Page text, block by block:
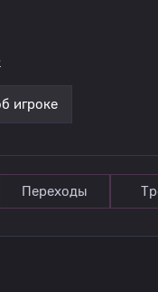
игроке
Переходы